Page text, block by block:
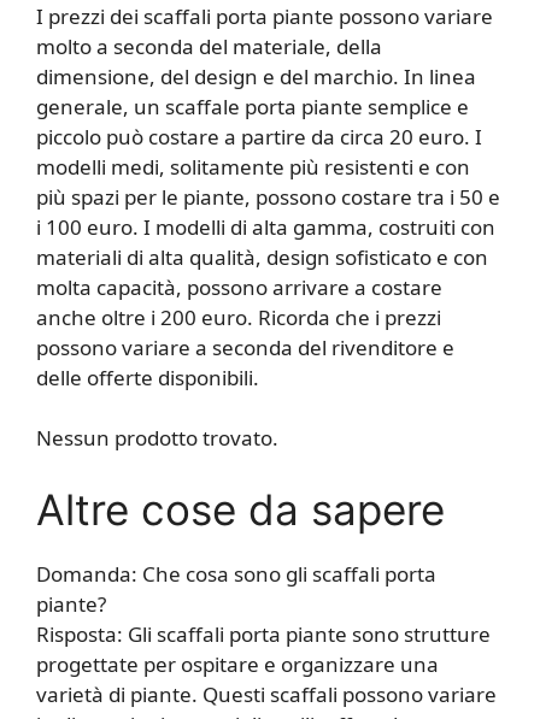
I prezzi dei scaffali porta piante possono variare
molto a seconda del materiale, della
dimensione, del design e del marchio. In linea
generale, un scaffale porta piante semplice e
piccolo può costare a partire da circa 20 euro. I
modelli medi, solitamente più resistenti e con
più spazi per le piante, possono costare tra i 50 e
i 100 euro. I modelli di alta gamma, costruiti con
materiali di alta qualità, design sofisticato e con
molta capacità, possono arrivare a costare
anche oltre i 200 euro. Ricorda che i prezzi
possono variare a seconda del rivenditore e
delle offerte disponibili.
Nessun prodotto trovato.
Altre cose da sapere
Domanda: Che cosa sono gli scaffali porta
piante?
Risposta: Gli scaffali porta piante sono strutture
progettate per ospitare e organizzare una
varietà di piante. Questi scaffali possono variare